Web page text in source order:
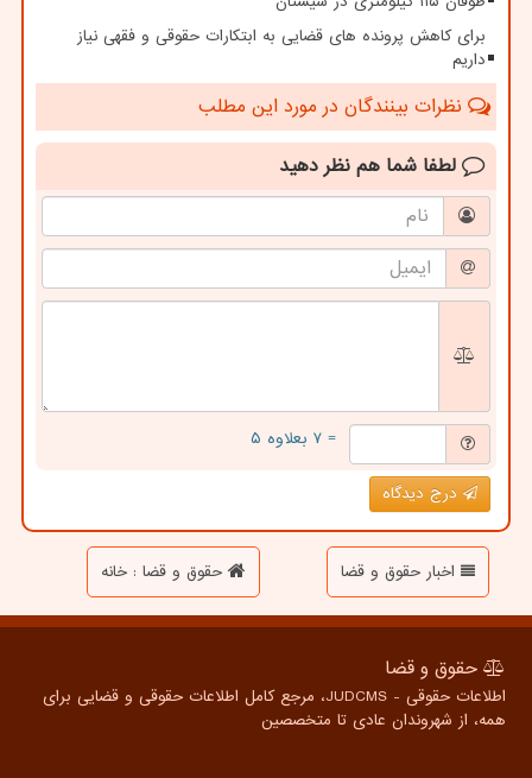
برای کاهش پرونده های قضایی به ابتکارات حقوقی و فقهی نیاز
داریم
نظرات بینندگان در مورد این مطلب
لطفا شما هم نظر دهید
= ۷ بعلاوه ۵
درج دیدگاه
اخبار حقوق و قضا حقوق و قضا : خانه
حقوق و قضا
اطلاعات حقوقی - JUDCMS، مرجع کامل اطلاعات حقوقی و قضایی برای
همه، از شهروندان عادی تا متخصصین